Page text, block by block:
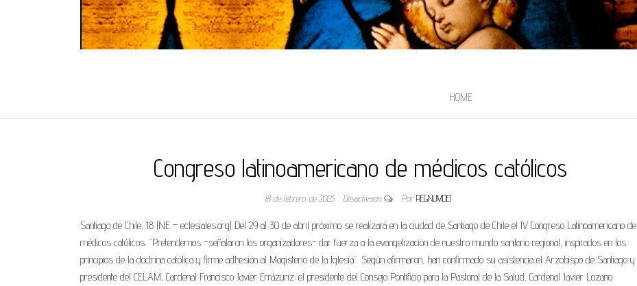
HOME
Congreso latinoamericano de médicos católicos
18 de febrero de 2005 Desactivado Por REGNUMDEI
Santiago de Chile, 18 (NE – eclesiales.org) Del 29 al 30 de abril próximo se realizará en la ciudad de Santiago de Chile el IV Congreso Latinoamericano de
médicos católicos. “Pretendemos –señalaron los organizadores- dar fuerza a la evangelización de nuestro mundo sanitario regional, inspirados en los
principios de la doctrina católica y firme adhesión al Magisterio de la Iglesia”. Según afirmaron, han confirmado su asistencia el Arzobispo de Santiago y
presidente del CELAM, Cardenal Francisco Javier Errázuriz; el presidente del Consejo Pontificio para la Pastoral de la Salud, Cardenal Javier Lozano